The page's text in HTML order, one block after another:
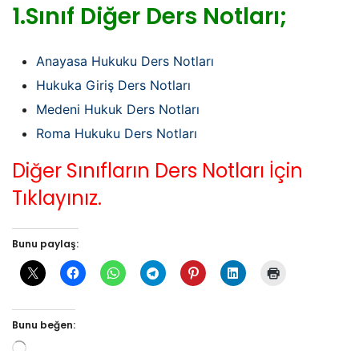
1.Sınıf Diğer Ders Notları;
Anayasa Hukuku Ders Notları
Hukuka Giriş Ders Notları
Medeni Hukuk Ders Notları
Roma Hukuku Ders Notları
Diğer Sınıfların Ders Notları İçin
Tıklayınız.
Bunu paylaş:
Bunu beğen: